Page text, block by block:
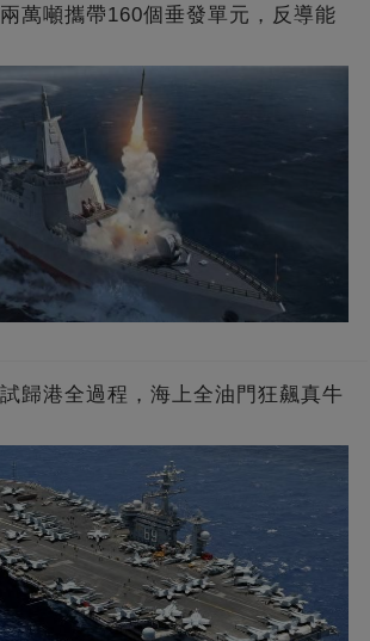
萬噸攜帶160個垂發單元，反導能
歸港全過程，海上全油門狂飆真牛